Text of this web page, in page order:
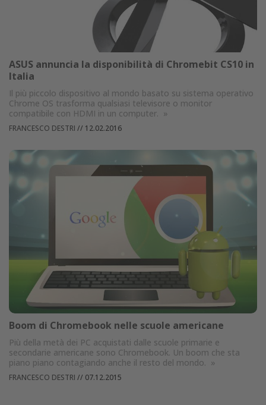
ASUS annuncia la disponibilità di Chromebit CS10 in
Italia
Il più piccolo dispositivo al mondo basato su sistema operativo
Chrome OS trasforma qualsiasi televisore o monitor
compatibile con HDMI in un computer. »
FRANCESCO DESTRI // 12.02.2016
Boom di Chromebook nelle scuole americane
Più della metà dei PC acquistati dalle scuole primarie e
secondarie americane sono Chromebook. Un boom che sta
piano piano contagiando anche il resto del mondo. »
FRANCESCO DESTRI // 07.12.2015